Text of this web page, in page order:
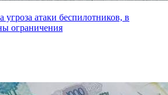
атаки беспилотников, в
ограничения